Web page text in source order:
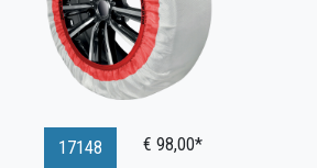
17148 € 98,00*